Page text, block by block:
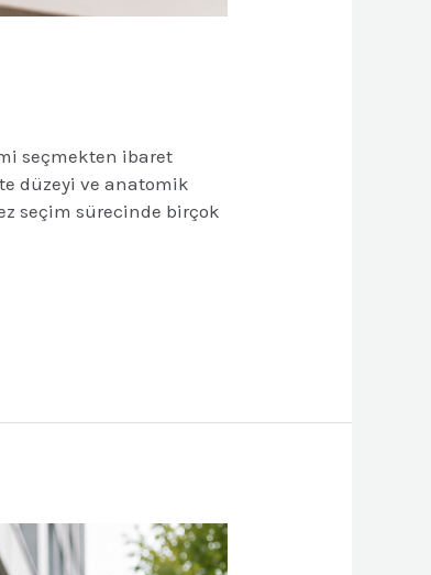
seçmekten ibaret
düzeyi ve anatomik
seçim sürecinde birçok